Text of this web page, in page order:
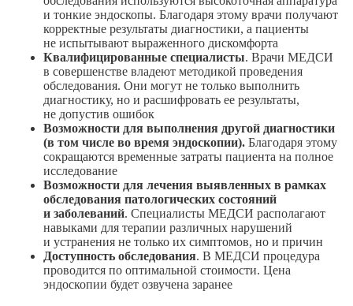
и тонкие эндоскопы. Благодаря этому врачи получают
корректные результаты диагностики, а пациенты
не испытывают выраженного дискомфорта
Квалифицированные специалисты. Врачи МЕДСИ
в совершенстве владеют методикой проведения
обследования. Они могут не только выполнить
диагностику, но и расшифровать ее результаты,
не допустив ошибок
Возможности для выполнения другой диагностики
(в том числе во время эндоскопии). Благодаря этому
сокращаются временные затраты пациента на полное
исследование
Возможности для лечения выявленных в рамках
обследования патологических состояний
и заболеваний. Специалисты МЕДСИ располагают
навыками для терапии различных нарушений
и устранения не только их симптомов, но и причин
Доступность обследования. В МЕДСИ процедура
проводится по оптимальной стоимости. Цена
эндоскопии будет озвучена заранее